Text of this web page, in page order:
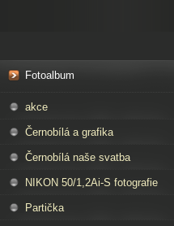
Fotoalbum
akce
Černobílá a grafika
Černobílá naše svatba
NIKON 50/1,2Ai-S fotografie
Partička